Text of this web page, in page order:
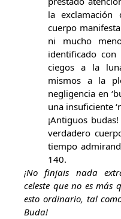
la exclamación
cuerpo
ni mucho
identificado con
ciegos a la
mismos a la
negligencia en
una insuficiente
¡Antiguos
verdadero
tiempo
140.
¡No finjais nada
celeste que no es
esto ordinario, tal
Buda!